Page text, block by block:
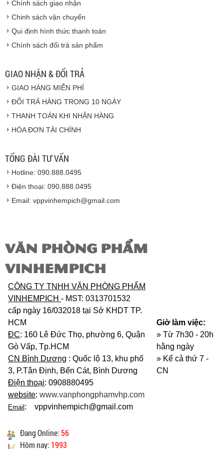
CAM KẾT CHẤT LƯỢNG
Hàng hóa được giao cho quý khách là hàng mới
100% nguyên đai nguyên kiện.
Vinhempich
độ bảo hành sản phẩm đối với nhà sản xuất hoặc
nhà nhập khẩu nếu sản phẩm bị lỗi hoặc hỏng hóc
Chính sách giao nhận
Chinh sách vận chuyển
Qui định hình thức thanh toán
Chính sách đổi trả sản phẩm
GIAO NHẬN & ĐỔI TRẢ
GIAO HÀNG MIỄN PHÍ
ĐỔI TRẢ HÀNG TRONG 10 NGÀY
THANH TOÁN KHI NHẬN HÀNG
HÓA ĐƠN TÀI CHÍNH
TỔNG ĐÀI TƯ VẤN
Hotline: 090.888.0495
Điện thoại: 090.888.0495
Email: vppvinhempich@gmail.com
VĂN PHÒNG PHẨM
VINHEMPICH
CÔNG TY TNHH VĂN PHÒNG PHẨM
VINHEMPICH - MST: 0313701532
cấp ngày 16/032018 tại Sở KHDT TP.
HCM
ĐC: 160 Lê Đức Thọ, phường 6, Quận
Gò Vấp, Tp.HCM
CN Bình Dương : Quốc lộ 13, khu phố
3, P.Tân Định, Bến Cát, Bình Dương
Điện thoại: 0908880495
website: www.vanphongphamvhp.com
Email: vppvinhempich@gmail.com
Giờ làm việc:
» Từ 7h30 - 20h
hằng ngày
» Kể cả thứ 7 -
CN
Đang Online: 56
Hôm nay: 1993